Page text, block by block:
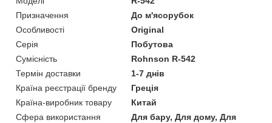
Призначення
До м'ясорубок
Особливості
Original
Серія
Побутова
Сумісність
Rohnson R-542
Термін доставки
1-7 днів
Країна реєстрації бренду
Греція
Країна-виробник товару
Китай
Сфера використання
Для бару, Для дому, Для